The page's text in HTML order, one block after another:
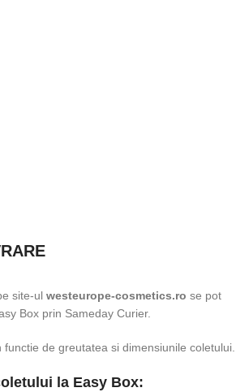
site-ul westeurope-cosmetics.ro se pot
Box prin Sameday Curier.
de greutatea si dimensiunile coletului.
la Easy Box: